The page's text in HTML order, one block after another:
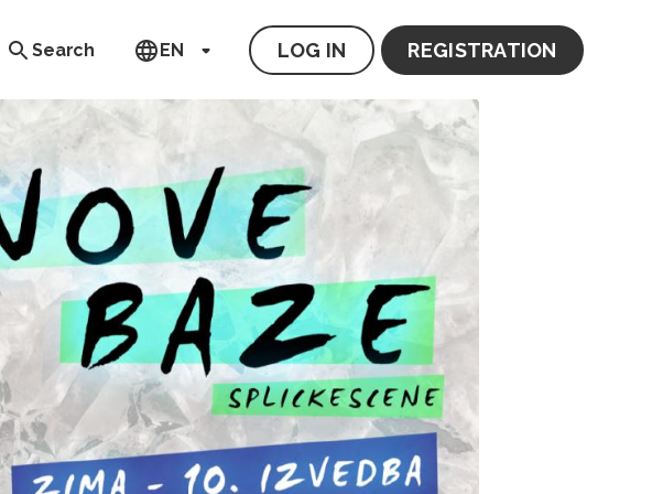
Search EN LOG IN REGISTRATION